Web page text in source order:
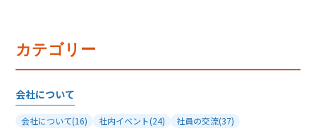
カテゴリー
会社について
会社について(16) 社内イベント(24) 社員の交流(37)